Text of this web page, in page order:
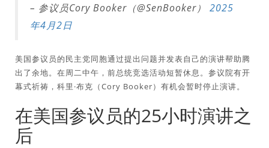
– 参议员Cory Booker（@SenBooker） 2025
年4月2日
美国参议员的民主党同胞通过提出问题并发表自己的演讲帮助腾
出了余地。在周二中午，前总统竞选活动短暂休息。参议院有开
幕式祈祷，科里·布克（Cory Booker）有机会暂时停止演讲。
在美国参议员的25小时演讲之
后